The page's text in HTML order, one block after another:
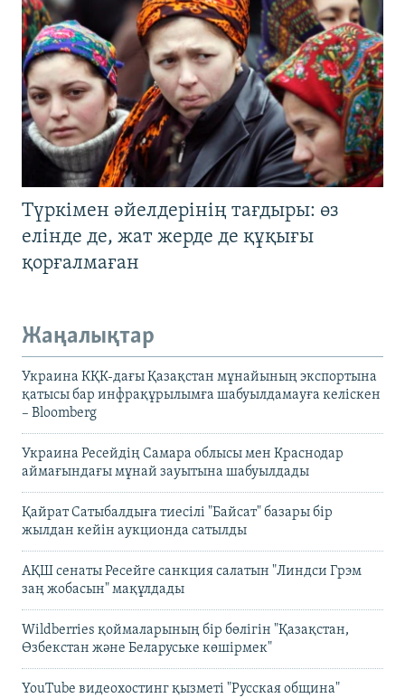
Түркімен әйелдерінің тағдыры: өз
елінде де, жат жерде де құқығы
қорғалмаған
Жаңалықтар
Украина КҚК-дағы Қазақстан мұнайының экспортына
қатысы бар инфрақұрылымға шабуылдамауға келіскен
– Bloomberg
Украина Ресейдің Самара облысы мен Краснодар
аймағындағы мұнай зауытына шабуылдады
Қайрат Сатыбалдыға тиесілі "Байсат" базары бір
жылдан кейін аукционда сатылды
АҚШ сенаты Ресейге санкция салатын "Линдси Грэм
заң жобасын" мақұлдады
Wildberries қоймаларының бір бөлігін "Қазақстан,
Өзбекстан және Беларуське көшірмек"
YouTube видеохостинг қызметі "Русская община"